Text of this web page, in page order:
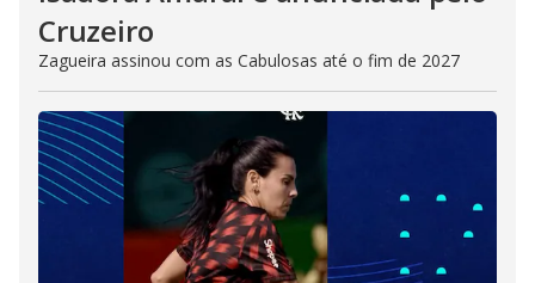
Cruzeiro
Zagueira assinou com as Cabulosas até o fim de 2027